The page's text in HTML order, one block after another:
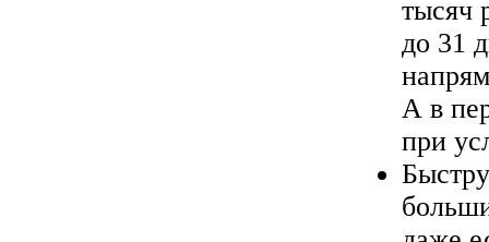
тысяч
до 31
А в
при